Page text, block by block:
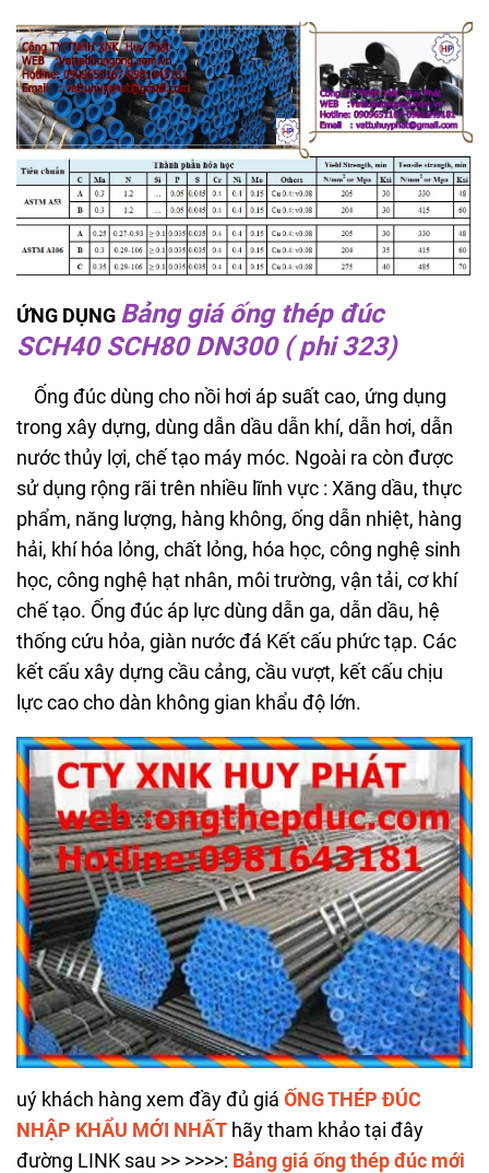
ỨNG DỤNG Bảng giá ống thép đúc
SCH40 SCH80 DN300 ( phi 323)
Ống đúc dùng cho nồi hơi áp suất cao, ứng dụng
trong xây dựng, dùng dẫn dầu dẫn khí, dẫn hơi, dẫn
nước thủy lợi, chế tạo máy móc. Ngoài ra còn được
sử dụng rộng rãi trên nhiều lĩnh vực : Xăng dầu, thực
phẩm, năng lượng, hàng không, ống dẫn nhiệt, hàng
hải, khí hóa lỏng, chất lỏng, hóa học, công nghệ sinh
học, công nghệ hạt nhân, môi trường, vận tải, cơ khí
chế tạo. Ống đúc áp lực dùng dẫn ga, dẫn dầu, hệ
thống cứu hỏa, giàn nước đá Kết cấu phức tạp. Các
kết cấu xây dựng cầu cảng, cầu vượt, kết cấu chịu
lực cao cho dàn không gian khẩu độ lớn.
uý khách hàng xem đầy đủ giá ỐNG THÉP ĐÚC
NHẬP KHẨU MỚI NHẤT hãy tham khảo tại đây
đường LINK sau >> >>>>: Bảng giá ống thép đúc mới